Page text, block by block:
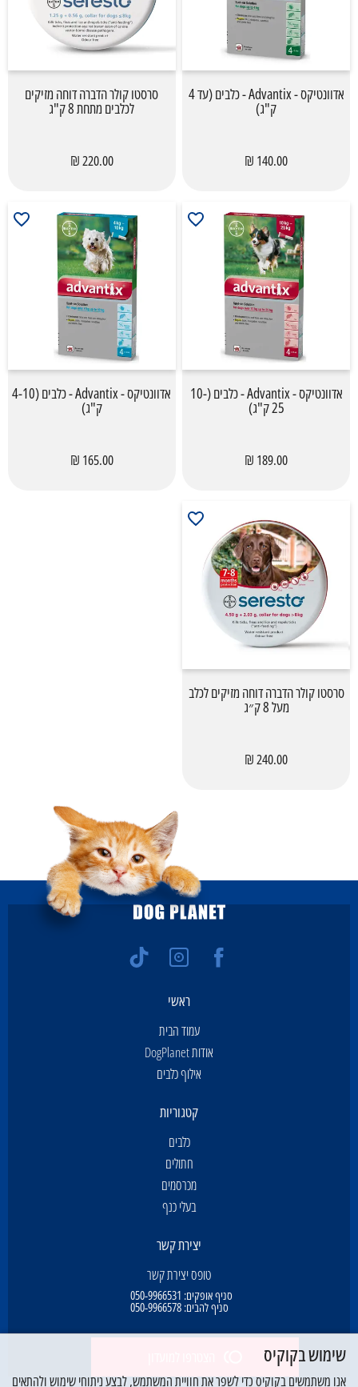
אדוונטיקס - Advantix - כלבים (עד 4
ק"ג)
140.00 ₪
סרסטו קולר הדברה דוחה מזיקים
לכלבים מתחת 8 ק"ג
220.00 ₪
אדוונטיקס - Advantix - כלבים (10-
25 ק"ג)
189.00 ₪
אדוונטיקס - Advantix - כלבים (4-10
ק"ג)
165.00 ₪
סרסטו קולר הדברה דוחה מזיקים לכלב
מעל 8 ק״ג
240.00 ₪
ראשי
עמוד הבית
אודות DogPlanet
אילוף כלבים
קטגוריות
כלבים
חתולים
מכרסמים
בעלי כנף
יצירת קשר
טופס יצירת קשר
סניף אופקים: 050-9966531
סניף להבים:050-9966578
שימוש בקוקיס
אנו משתמשים בקוקיס כדי לשפר את חוויית המשתמש, לבצע ניתוחי שימוש ולהתאים